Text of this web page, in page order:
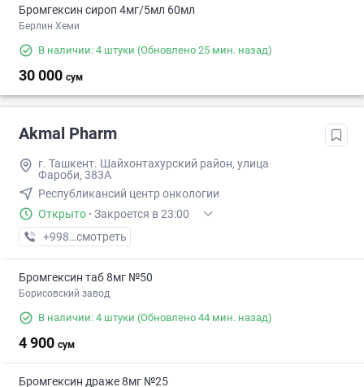
Бромгексин сироп 4мг/5мл 60мл
Берлин Хеми
В наличии: 4 штуки (Обновлено 25 мин. назад)
30 000 сум
Akmal Pharm
г. Ташкент. Шайхонтахурский район, улица
Фароби, 383А
Республикансий центр онкологии
Открыто · Закроется в 23:00
+998 (99) XXX-XX-XX
смотреть
Бромгексин таб 8мг №50
Борисовский завод
В наличии: 4 штуки (Обновлено 44 мин. назад)
4 900 сум
Бромгексин драже 8мг №25